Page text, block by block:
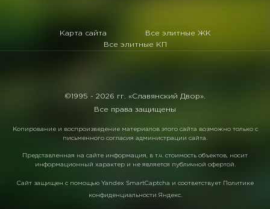
Карта сайта
Все элитные ЖК
Все элитные КП
©1995 - 2026 гг. «Славянский Двор».
Все права защищены
Копирование и воспроизведение материалов этого сайта возможно только с
письменного согласия администрации сайта.
Представленная на сайте информация, в т.ч. стоимость объектов, носит
информационный характер и не является публичной офертой.
Сайт защищен с помощью Yandex SmartCaptcha и соответствует Политике
конфиденциальности Яндекс.